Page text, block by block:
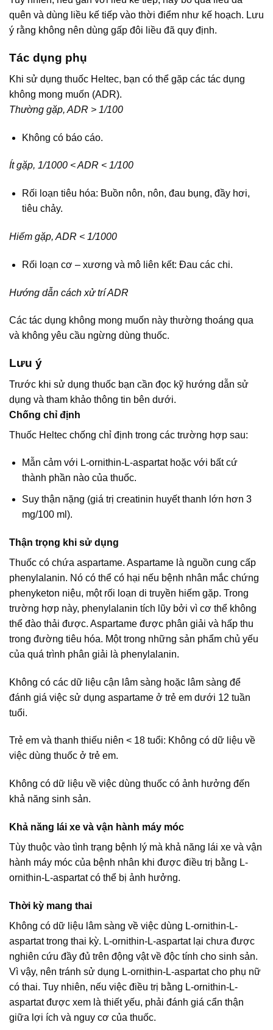
quên và dùng liều kế tiếp vào thời điểm như kế hoạch. Lưu
ý rằng không nên dùng gấp đôi liều đã quy định.
Tác dụng phụ
Khi sử dụng thuốc Heltec, bạn có thể gặp các tác dụng
không mong muốn (ADR).
Thường gặp, ADR > 1/100
Không có báo cáo.
Ít gặp, 1/1000 < ADR < 1/100
Rối loạn tiêu hóa: Buồn nôn, nôn, đau bụng, đầy hơi,
tiêu chảy.
Hiếm gặp, ADR < 1/1000
Rối loạn cơ – xương và mô liên kết: Đau các chi.
Hướng dẫn cách xử trí ADR
Các tác dụng không mong muốn này thường thoáng qua
và không yêu cầu ngừng dùng thuốc.
Lưu ý
Trước khi sử dụng thuốc bạn cần đọc kỹ hướng dẫn sử
dụng và tham khảo thông tin bên dưới.
Chống chỉ định
Thuốc Heltec chống chỉ định trong các trường hợp sau:
Mẫn cảm với L-ornithin-L-aspartat hoặc với bất cứ
thành phần nào của thuốc.
Suy thận nặng (giá trị creatinin huyết thanh lớn hơn 3
mg/100 ml).
Thận trọng khi sử dụng
Thuốc có chứa aspartame. Aspartame là nguồn cung cấp
phenylalanin. Nó có thể có hại nếu bệnh nhân mắc chứng
phenyketon niệu, một rối loạn di truyền hiếm gặp. Trong
trường hợp này, phenylalanin tích lũy bởi vì cơ thể không
thể đào thải được. Aspartame được phân giải và hấp thu
trong đường tiêu hóa. Một trong những sản phẩm chủ yếu
của quá trình phân giải là phenylalanin.
Không có các dữ liệu cận lâm sàng hoặc lâm sàng để
đánh giá việc sử dụng aspartame ở trẻ em dưới 12 tuần
tuổi.
Trẻ em và thanh thiếu niên < 18 tuổi: Không có dữ liệu về
việc dùng thuốc ở trẻ em.
Không có dữ liệu về việc dùng thuốc có ảnh hưởng đến
khả năng sinh sản.
Khả năng lái xe và vận hành máy móc
Tùy thuộc vào tình trạng bệnh lý mà khả năng lái xe và vận
hành máy móc của bệnh nhân khi được điều trị bằng L-
ornithin-L-aspartat có thể bị ảnh hưởng.
Thời kỳ mang thai
Không có dữ liệu lâm sàng về việc dùng L-ornithin-L-
aspartat trong thai kỳ. L-ornithin-L-aspartat lại chưa được
nghiên cứu đầy đủ trên động vật về độc tính cho sinh sản.
Vì vậy, nên tránh sử dụng L-ornithin-L-aspartat cho phụ nữ
có thai. Tuy nhiên, nếu việc điều trị bằng L-ornithin-L-
aspartat được xem là thiết yếu, phải đánh giá cẩn thận
giữa lợi ích và nguy cơ của thuốc.